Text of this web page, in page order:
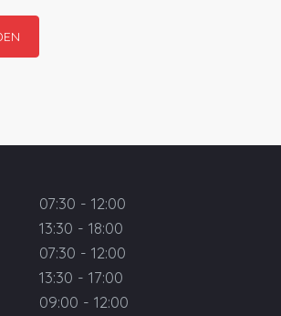
07:30 - 12:00
13:30 - 18:00
07:30 - 12:00
13:30 - 17:00
09:00 - 12:00